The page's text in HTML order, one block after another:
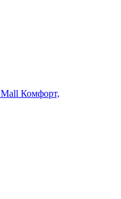
Mall Комфорт,